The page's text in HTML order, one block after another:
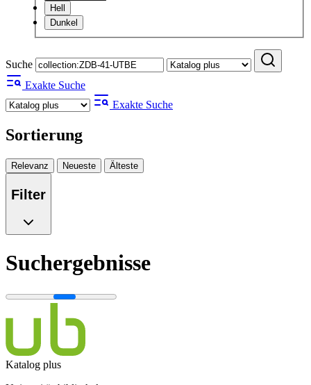
Hell
Dunkel
Suche
Exakte Suche
Exakte Suche
Sortierung
Relevanz Neueste Älteste
Filter
Suchergebnisse
Katalog plus